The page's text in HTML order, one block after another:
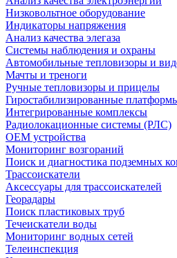
Низковольтное оборудование
Индикаторы напряжения
Анализ качества элегаза
Системы наблюдения и охраны
Автомобильные тепловизоры и
Мачты и треноги
Ручные тепловизоры и прицелы
Гиростабилизированные
Интегрированные комплексы
Радиолокационные системы (РЛС)
OEM устройства
Мониторинг возгораний
Поиск и диагностика подземных
Трассоискатели
Аксессуары для трассоискателей
Георадары
Поиск пластиковых труб
Течеискатели воды
Мониторинг водных сетей
Телеинспекция